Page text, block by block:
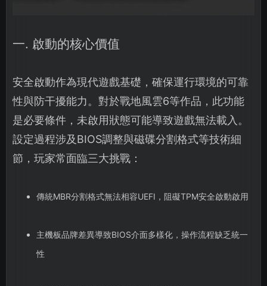
一. 啟動的核心價值
安全啟動作為現代遊戲基礎，確保運行環境的可靠
性與防干擾能力。對於戰地風雲6等作品，此功能
是必要條件，未啟用狀態可能導致遊戲無法載入。
設定過程涉及BIOS調整與磁碟分割格式等技術細
節，玩家常面臨三大挑戰：
傳統MBR分割格式無法相容UEFI，阻礙TPM安全啟動啟用
主機板品牌差異導致BIOS介面多樣化，操作流程缺乏統一
性